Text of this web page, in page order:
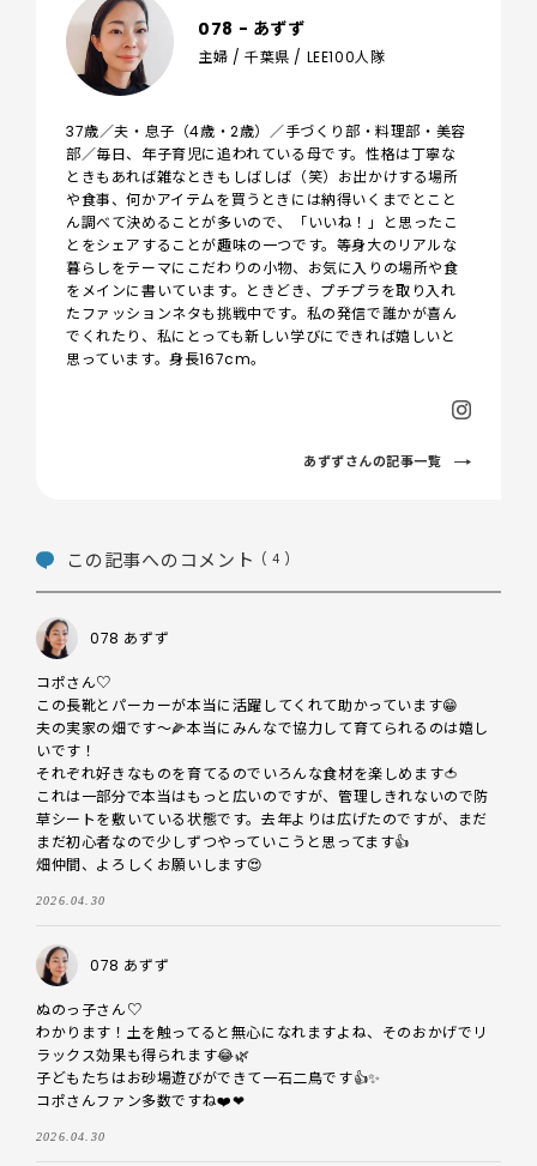
078 - あずず
主婦 / 千葉県 / LEE100人隊
37歳／夫・息子（4歳・2歳）／手づくり部・料理部・美容
部／毎日、年子育児に追われている母です。性格は丁寧な
ときもあれば雑なときもしばしば（笑）お出かけする場所
や食事、何かアイテムを買うときには納得いくまでとこと
ん調べて決めることが多いので、「いいね！」と思ったこ
とをシェアすることが趣味の一つです。等身大のリアルな
暮らしをテーマにこだわりの小物、お気に入りの場所や食
をメインに書いています。ときどき、プチプラを取り入れ
たファッションネタも挑戦中です。私の発信で誰かが喜ん
でくれたり、私にとっても新しい学びにできれば嬉しいと
思っています。身長167cm。
あずずさんの記事一覧
この記事へのコメント ( 4 )
078 あずず
コポさん♡
この長靴とパーカーが本当に活躍してくれて助かっています😁
夫の実家の畑です〜🌽本当にみんなで協力して育てられるのは嬉し
いです！
それぞれ好きなものを育てるのでいろんな食材を楽しめます🍅
これは一部分で本当はもっと広いのですが、管理しきれないので防
草シートを敷いている状態です。去年よりは広げたのですが、まだ
まだ初心者なので少しずつやっていこうと思ってます👍️
畑仲間、よろしくお願いします😍
2026.04.30
078 あずず
ぬのっ子さん♡
わかります！土を触ってると無心になれますよね、そのおかげでリ
ラックス効果も得られます😂🌿
子どもたちはお砂場遊びができて一石二鳥です👍️✨️
コポさんファン多数ですね❤️❤
2026.04.30